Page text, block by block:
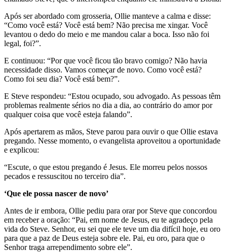
Após ser abordado com grosseria, Ollie manteve a calma e disse:
“Como você está? Você está bem? Não precisa me xingar. Você
levantou o dedo do meio e me mandou calar a boca. Isso não foi
legal, foi?”.
E continuou: “Por que você ficou tão bravo comigo? Não havia
necessidade disso. Vamos começar de novo. Como você está?
Como foi seu dia? Você está bem?”.
E Steve respondeu: “Estou ocupado, sou advogado. As pessoas têm
problemas realmente sérios no dia a dia, ao contrário do amor por
qualquer coisa que você esteja falando”.
Após apertarem as mãos, Steve parou para ouvir o que Ollie estava
pregando. Nesse momento, o evangelista aproveitou a oportunidade
e explicou:
“Escute, o que estou pregando é Jesus. Ele morreu pelos nossos
pecados e ressuscitou no terceiro dia”.
‘Que ele possa nascer de novo’
Antes de ir embora, Ollie pediu para orar por Steve que concordou
em receber a oração: “Pai, em nome de Jesus, eu te agradeço pela
vida do Steve. Senhor, eu sei que ele teve um dia difícil hoje, eu oro
para que a paz de Deus esteja sobre ele. Pai, eu oro, para que o
Senhor traga arrependimento sobre ele”.